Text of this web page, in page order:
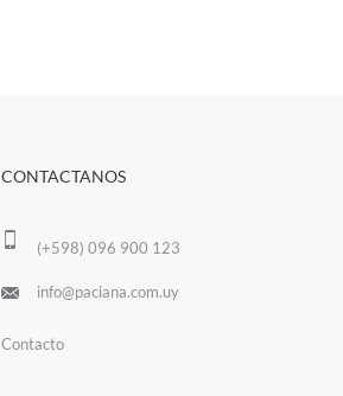
CONTACTANOS
(+598) 096 900 123
info@paciana.com.uy
Contacto